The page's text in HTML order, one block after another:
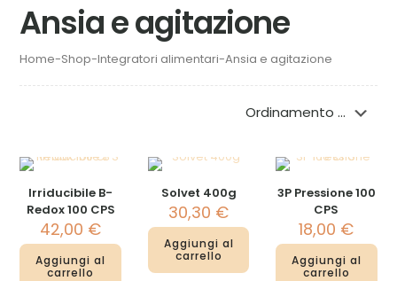
Ansia e agitazione
Home-Shop-Integratori alimentari-Ansia e agitazione
Irriducibile B-
Redox 100 CPS
42,00 €
Aggiungi al
carrello
Solvet 400g
30,30 €
Aggiungi al
carrello
3P Pressione 100
CPS
18,00 €
Aggiungi al
carrello